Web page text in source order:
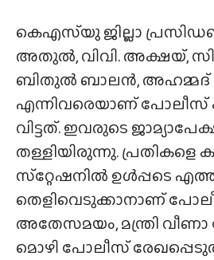
കെഎസ്‌യു ജില്ലാ
അതുൽ, വിവി. അക്ഷയ്,
ബിതുൽ ബാലൻ, അഹമ്മദ്
എന്നിവരെയാണ് പോലീസ്
വിട്ടത്. ഇവരുടെ
തള്ളിയിരുന്നു. പ്രതികളെ
സ്‌റ്റേഷനിൽ ഉൾപ്പടെ
തെളിവെടുക്കാനാണ്
അതേസമയം, മന്ത്രി വീണാ
മൊഴി പോലീസ്